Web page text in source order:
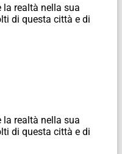
la realtà nella sua
di questa città e di
la realtà nella sua
di questa città e di